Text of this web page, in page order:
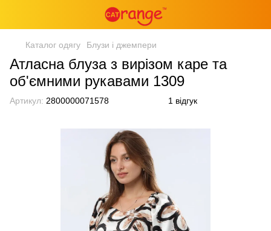
Каталог одягу Блузи і джемпери
Атласна блуза з вирізом каре та
об'ємними рукавами 1309
Артикул: 2800000071578 1 відгук